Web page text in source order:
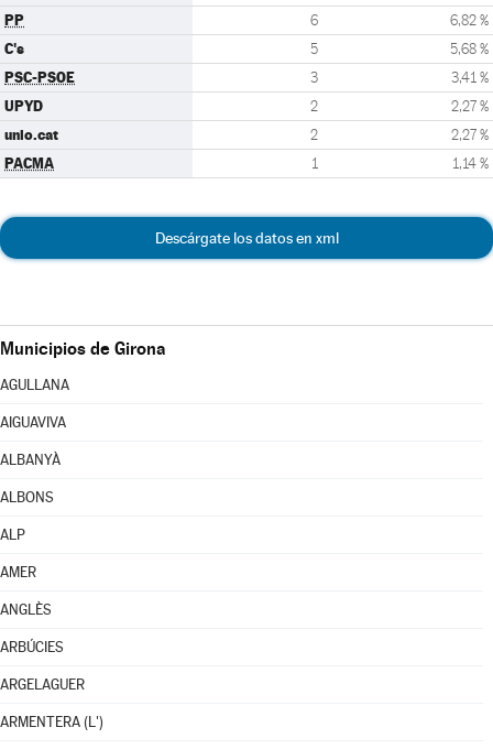
PP 6 6,82 %
C's 5 5,68 %
PSC-PSOE 3 3,41 %
UPYD 2 2,27 %
unio.cat 2 2,27 %
PACMA 1 1,14 %
Descárgate los datos en xml
Municipios de Girona
AGULLANA
AIGUAVIVA
ALBANYÀ
ALBONS
ALP
AMER
ANGLÈS
ARBÚCIES
ARGELAGUER
ARMENTERA (L')